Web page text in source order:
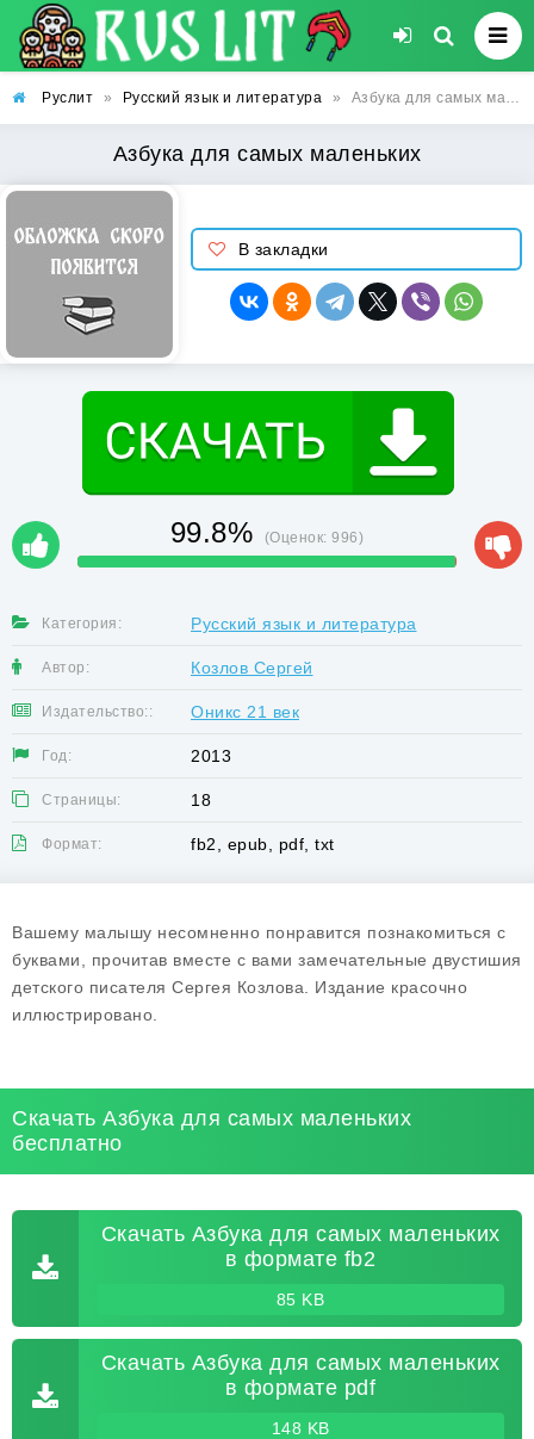
Руслит » Русский язык и литература » Азбука для самых маленьких
Азбука для самых маленьких
В закладки
99.8% (Оценок:996)
Категория: Русский язык и литература
Автор: Козлов Сергей
Издательство:: Оникс 21 век
Год: 2013
Страницы: 18
Формат: fb2, epub, pdf, txt
Вашему малышу несомненно понравится познакомиться с
буквами, прочитав вместе с вами замечательные двустишия
детского писателя Сергея Козлова. Издание красочно
иллюстрировано.
Скачать Азбука для самых маленьких
бесплатно
Скачать Азбука для самых маленьких
в формате fb2
85 KB
Скачать Азбука для самых маленьких
в формате pdf
148 KB